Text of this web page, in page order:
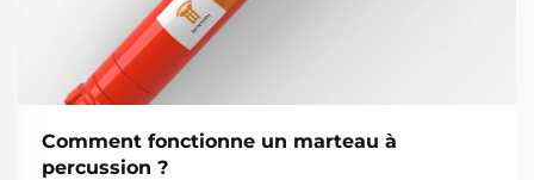
Comment fonctionne un marteau à
percussion ?